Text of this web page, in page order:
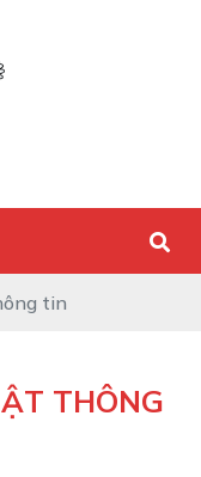
tin
THÔNG